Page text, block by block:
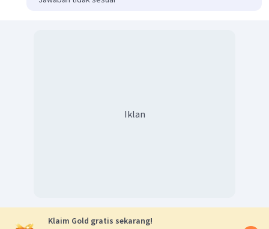
Iklan
Klaim Gold gratis sekarang!